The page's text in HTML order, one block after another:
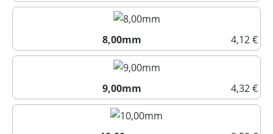
7,00mm
8,00mm
4,12 €
8,00mm
9,00mm
4,32 €
9,00mm